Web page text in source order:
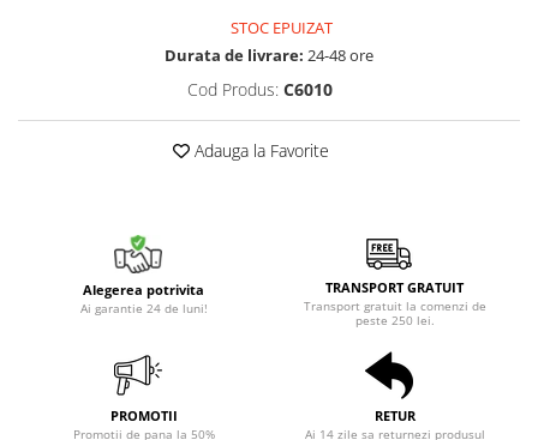
STOC EPUIZAT
Durata de livrare: 24-48 ore
Cod Produs: C6010
Adauga la Favorite
Alegerea potrivita
Ai garantie 24 de luni!
TRANSPORT GRATUIT
Transport gratuit la comenzi de
peste 250 lei.
PROMOTII
Promotii de pana la 50%
RETUR
Ai 14 zile sa returnezi produsul